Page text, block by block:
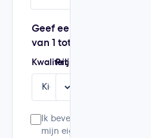
Geef een score
van 1 tot 5
Kwaliteit
Prijs
Ik bevestig dat dit
mijn eigen